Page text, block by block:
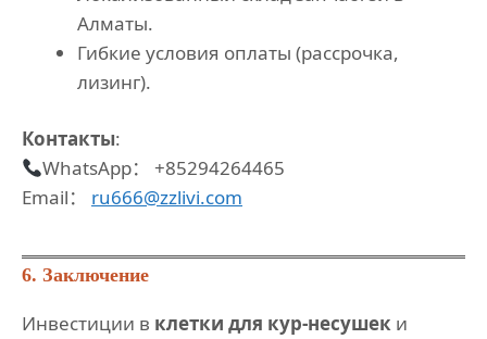
Алматы.
Гибкие условия оплаты (рассрочка,
лизинг).
Контакты:
WhatsApp： +85294264465
Email： ru666@zzlivi.com
6. Заключение
Инвестиции в клетки для кур-несушек и